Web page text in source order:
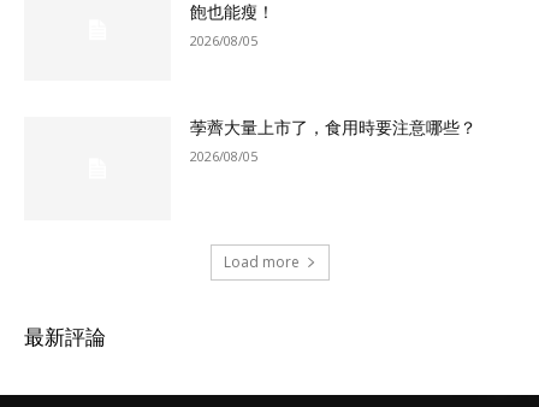
飽也能瘦！
2026/08/05
荸薺大量上市了，食用時要注意哪些？
2026/08/05
Load more
最新評論